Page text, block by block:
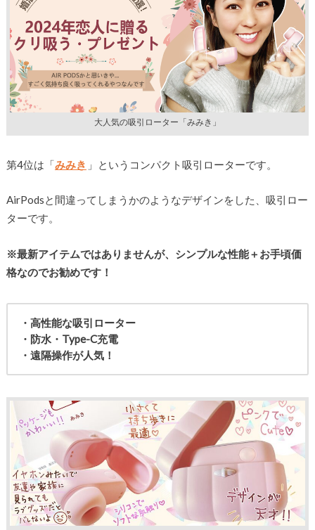
大人気の吸引ローター「みみき」
第4位は「みみき 」というコンパクト吸引ローターです。
AirPodsと間違ってしまうかのようなデザインをした、吸引ロー
ターです。
※最新アイテムではありませんが、シンプルな性能＋お手頃価
格なのでお勧めです！
・高性能な吸引ローター
・防水・Type-C充電
・遠隔操作が人気！